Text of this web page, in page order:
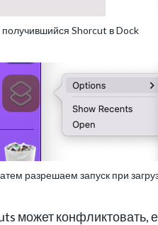
Shorcut в Dock
разрешаем запуск при
может конфликтовать,